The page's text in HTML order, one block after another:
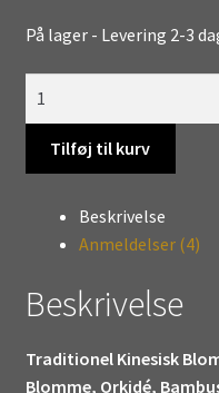
På lager - Levering 2-3
Blomsterdesign
Røgelsbrænder
Blomme,
Orkidé,
&
antal
Tilføj til kurv
Beskrivelse
Anmeldelser (4)
Beskrivelse
Traditionel Kinesisk
Blomme, Orkidé,